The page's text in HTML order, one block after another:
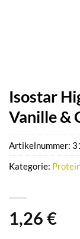
Isostar
Vanille &
1,26 €
Artikelnummer:
Kategorie: